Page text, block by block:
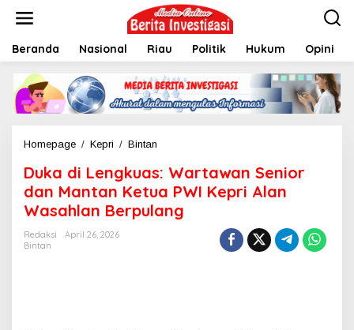
t
Beranda Nasional Riau Politik Hukum Opini
Homepage / Kepri / Bintan
k
a
d
i
Duka di Lengkuas: Wartawan Senior
dan Mantan Ketua PWI Kepri Alan
Wasahlan Berpulang
Redaksi
April 26, 2026
Bintan